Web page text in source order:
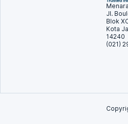
Jl.
Blok
Kota
14240
(021)